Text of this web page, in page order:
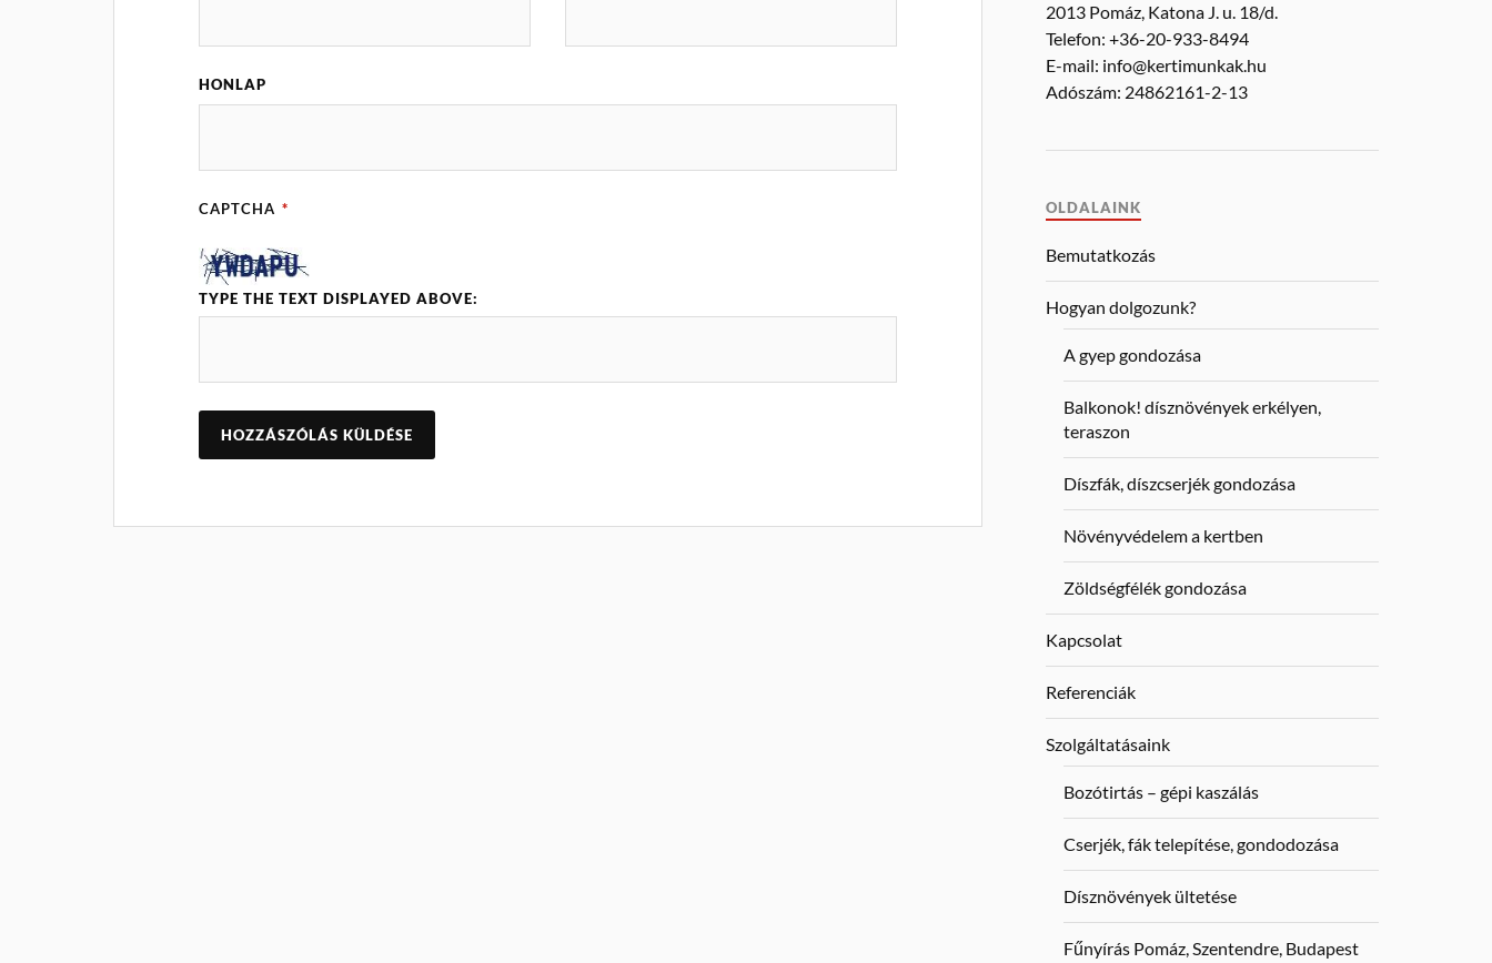
HONLAP
CAPTCHA *
TYPE THE TEXT DISPLAYED ABOVE:
2013 Pomáz, Katona J. u. 18/d.
Telefon: +36-20-933-8494
E-mail: info@kertimunkak.hu
Adószám: 24862161-2-13
OLDALAINK
Bemutatkozás
Hogyan dolgozunk?
A gyep gondozása
Balkonok! dísznövények erkélyen,
teraszon
Díszfák, díszcserjék gondozása
Növényvédelem a kertben
Zöldségfélék gondozása
Kapcsolat
Referenciák
Szolgáltatásaink
Bozótirtás – gépi kaszálás
Cserjék, fák telepítése, gondodozása
Dísznövények ültetése
Fűnyírás Pomáz, Szentendre, Budapest